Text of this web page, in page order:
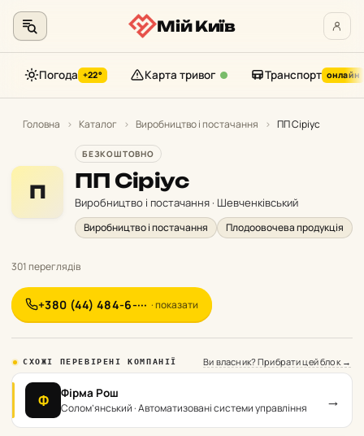
Мій Київ
Погода +22° Карта тривог Транспорт онлайн
Головна › Каталог › Виробництво і постачання › ПП Сіріус
П
БЕЗКОШТОВНО
ПП Сіріус
Виробництво і постачання · Шевченківський
Виробництво і постачання Плодоовочева продукція
301 переглядів
+380 (44) 484-6-··· · показати
СХОЖІ ПЕРЕВІРЕНІ КОМПАНІЇ Ви власник? Прибрати цей блок →
Ф Фірма Рош
Солом’янський · Автоматизовані системи управління →